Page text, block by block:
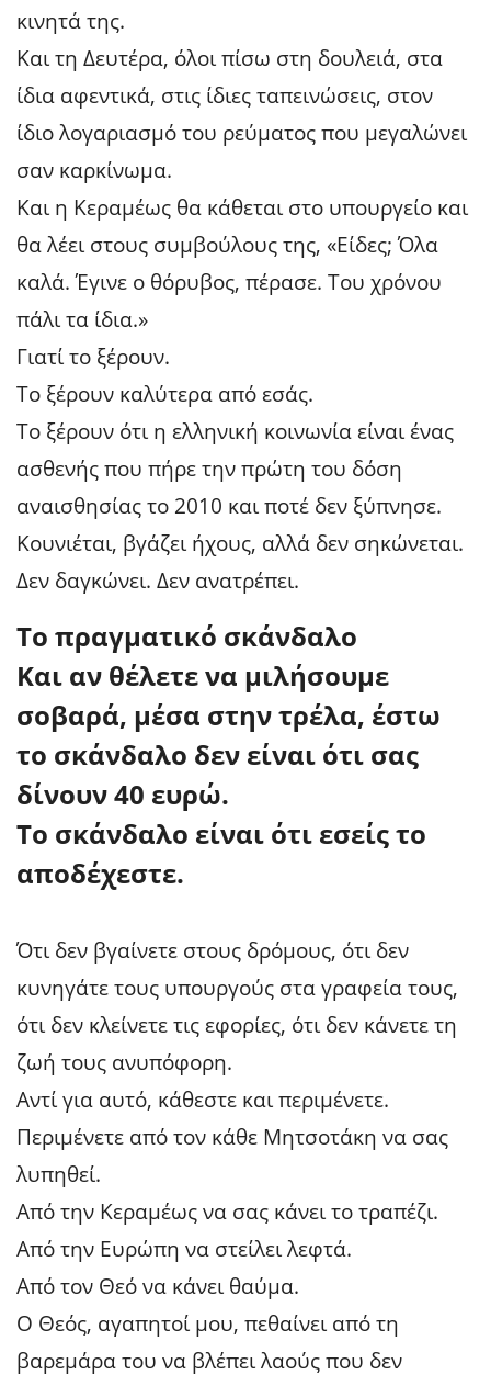
κινητά της.
Και τη Δευτέρα, όλοι πίσω στη δουλειά, στα
ίδια αφεντικά, στις ίδιες ταπεινώσεις, στον
ίδιο λογαριασμό του ρεύματος που μεγαλώνει
σαν καρκίνωμα.
Και η Κεραμέως θα κάθεται στο υπουργείο και
θα λέει στους συμβούλους της, «Είδες; Όλα
καλά. Έγινε ο θόρυβος, πέρασε. Του χρόνου
πάλι τα ίδια.»
Γιατί το ξέρουν.
Το ξέρουν καλύτερα από εσάς.
Το ξέρουν ότι η ελληνική κοινωνία είναι ένας
ασθενής που πήρε την πρώτη του δόση
αναισθησίας το 2010 και ποτέ δεν ξύπνησε.
Κουνιέται, βγάζει ήχους, αλλά δεν σηκώνεται.
Δεν δαγκώνει. Δεν ανατρέπει.
Το πραγματικό σκάνδαλο
Και αν θέλετε να μιλήσουμε
σοβαρά, μέσα στην τρέλα, έστω
το σκάνδαλο δεν είναι ότι σας
δίνουν 40 ευρώ.
Το σκάνδαλο είναι ότι εσείς το
αποδέχεστε.
Ότι δεν βγαίνετε στους δρόμους, ότι δεν
κυνηγάτε τους υπουργούς στα γραφεία τους,
ότι δεν κλείνετε τις εφορίες, ότι δεν κάνετε τη
ζωή τους ανυπόφορη.
Αντί για αυτό, κάθεστε και περιμένετε.
Περιμένετε από τον κάθε Μητσοτάκη να σας
λυπηθεί.
Από την Κεραμέως να σας κάνει το τραπέζι.
Από την Ευρώπη να στείλει λεφτά.
Από τον Θεό να κάνει θαύμα.
Ο Θεός, αγαπητοί μου, πεθαίνει από τη
βαρεμάρα του να βλέπει λαούς που δεν